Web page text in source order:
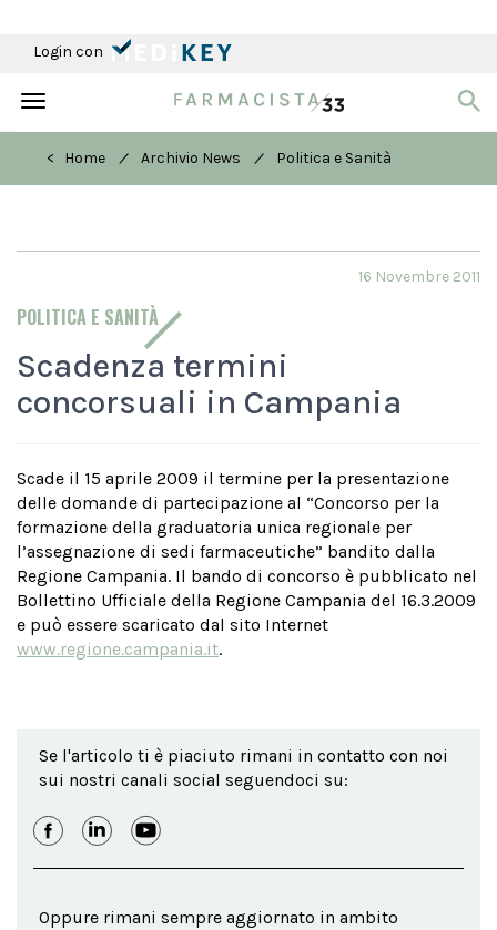
Login con
Toggle
< Home
/ Archivio News / Politica e Sanità
POLITICA E SANITÀ
16 Novembre 2011
Scadenza termini
concorsuali in Campania
Scade il 15 aprile 2009 il termine per la presentazione
delle domande di partecipazione al “Concorso per la
formazione della graduatoria unica regionale per
l’assegnazione di sedi farmaceutiche” bandito dalla
Regione Campania. Il bando di concorso è pubblicato nel
Bollettino Ufficiale della Regione Campania del 16.3.2009
e può essere scaricato dal sito Internet
www.regione.campania.it.
Se l'articolo ti è piaciuto rimani in contatto con noi
sui nostri canali social seguendoci su:
Oppure rimani sempre aggiornato in ambito